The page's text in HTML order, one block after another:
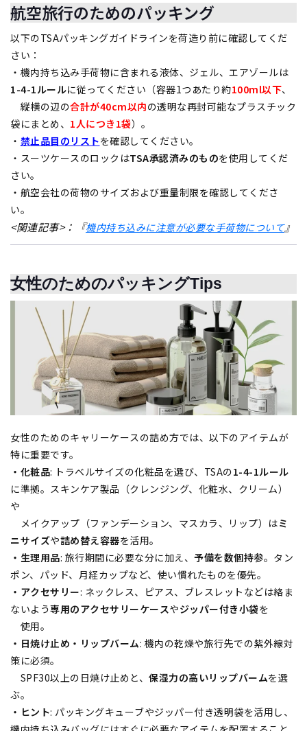
航空旅行のためのパッキング
以下のTSAパッキングガイドラインを荷造り前に確認してくだ
さい：
・機内持ち込み手荷物に含まれる液体、ジェル、エアゾールは
1-4-1ルールに従ってください（容器1つあたり約100ml以下、
縦横の辺の合計が40cm以内の透明な再封可能なプラスチック
袋にまとめ、 1人につき1袋）。
・ 禁止品目のリストを確認してください。
・スーツケースのロックはTSA承認済みのものを使用してくだ
さい。
・航空会社の荷物のサイズおよび重量制限を確認してくださ
い。
<関連記事>：『機内持ち込みに注意が必要な手荷物について』
女性のためのパッキングTips
女性のためのキャリーケースの詰め方では、以下のアイテムが
特に重要です。
・化粧品: トラベルサイズの化粧品を選び、TSAの1-4-1ルール
に準拠。スキンケア製品（クレンジング、化粧水、クリーム）
や
メイクアップ（ファンデーション、マスカラ、リップ）はミ
ニサイズや詰め替え容器を活用。
・生理用品: 旅行期間に必要な分に加え、 予備を数個持参。タン
ポン、パッド、月経カップなど、使い慣れたものを優先。
・アクセサリー: ネックレス、ピアス、ブレスレットなどは絡ま
ないよう専用のアクセサリーケースやジッパー付き小袋を
使用。
・日焼け止め・リップバーム: 機内の乾燥や旅行先での紫外線対
策に必須。
SPF30以上の日焼け止めと、 保湿力の高いリップバームを選
ぶ。
・ヒント: パッキングキューブやジッパー付き透明袋を活用し、